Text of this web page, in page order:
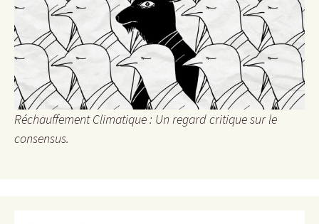
Réchauffement Climatique : Un regard critique sur le
consensus.